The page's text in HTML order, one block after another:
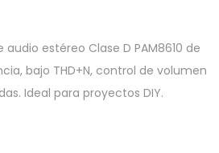
estéreo Clase D PAM8610 de
bajo THD+N, control de volumen
Ideal para proyectos DIY.